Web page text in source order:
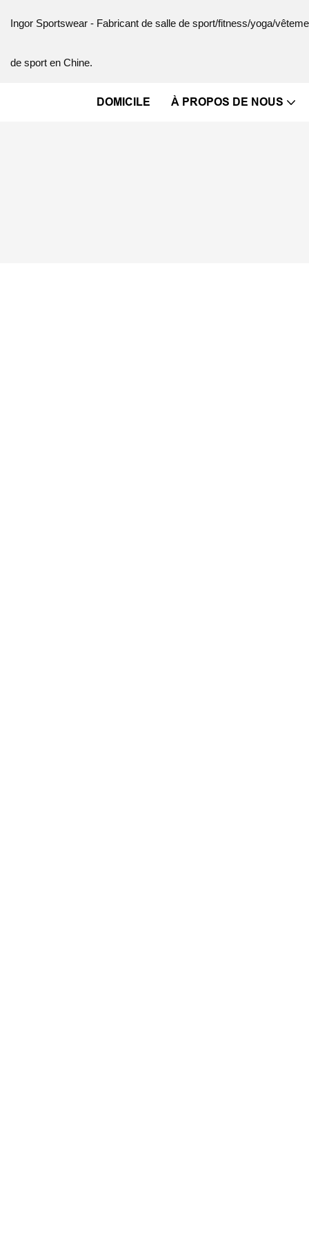
Ingor Sportswear - Fabricant de salle de sport/fitness/yoga/
de sport en Chine.
DOMICILE À PROPOS DE NOUS